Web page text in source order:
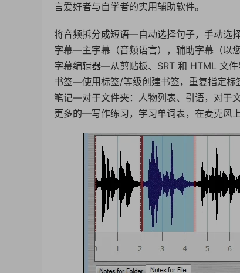
言爱好者与自学者的实用辅助软件。
将音频拆分成短语—自动选择句子，手动选
字幕—主字幕（音频语言），辅助字幕（以
字幕编辑器—从剪贴板、SRT 和 HTML 文
书签—使用标签/等级创建书签，重复指定标
笔记—对于文件夹：人物列表、引语，对于
更多的—写作练习，学习单词表，在麦克风